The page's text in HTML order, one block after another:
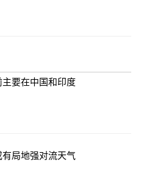
要在中国和印度
防暑降温 本周或有局地强对流天气